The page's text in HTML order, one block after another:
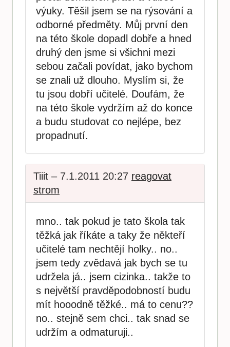
výuky. Těšil jsem se na rýsování a
odborné předměty. Můj první den
na této škole dopadl dobře a hned
druhý den jsme si všichni mezi
sebou začali povídat, jako bychom
se znali už dlouho. Myslím si, že
tu jsou dobří učitelé. Doufám, že
na této škole vydržím až do konce
a budu studovat co nejlépe, bez
propadnutí.
Tiiit – 7.1.2011 20:27 reagovat
strom
mno.. tak pokud je tato škola tak
těžká jak říkáte a taky že někteří
učitelé tam nechtějí holky.. no..
jsem tedy zvědavá jak bych se tu
udržela já.. jsem cizinka.. takže to
s největší pravděpodobností budu
mít hooodně těžké.. má to cenu??
no.. stejně sem chci.. tak snad se
udržím a odmaturuji..